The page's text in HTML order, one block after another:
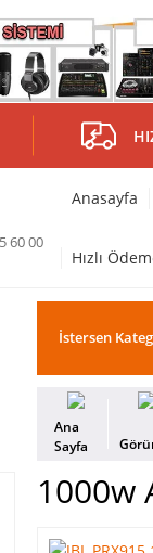
60 00
Anasayfa
Hızlı
Ana
Sayfa
1000w